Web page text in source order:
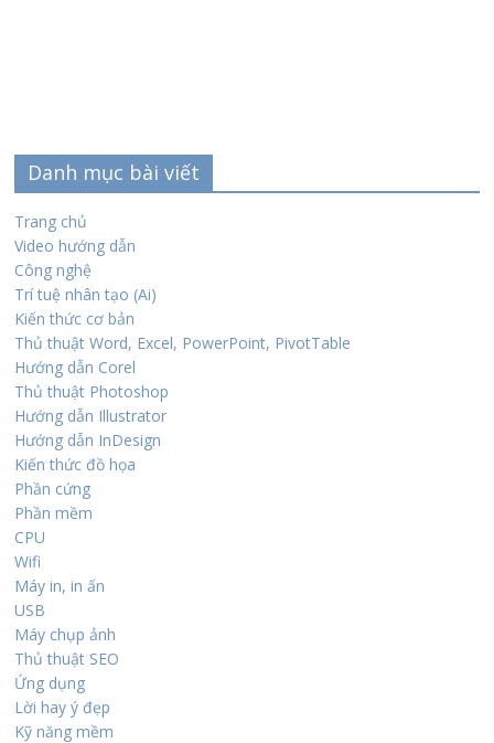
Danh mục bài viết
Trang chủ
Video hướng dẫn
Công nghệ
Trí tuệ nhân tạo (Ai)
Kiến thức cơ bản
Thủ thuật Word, Excel, PowerPoint, PivotTable
Hướng dẫn Corel
Thủ thuật Photoshop
Hướng dẫn Illustrator
Hướng dẫn InDesign
Kiến thức đồ họa
Phần cứng
Phần mềm
CPU
Wifi
Máy in, in ấn
USB
Máy chụp ảnh
Thủ thuật SEO
Ứng dụng
Lời hay ý đẹp
Kỹ năng mềm